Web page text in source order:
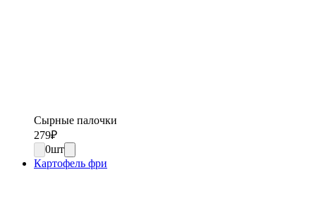
Сырные палочки
279₽
0шт
Картофель фри